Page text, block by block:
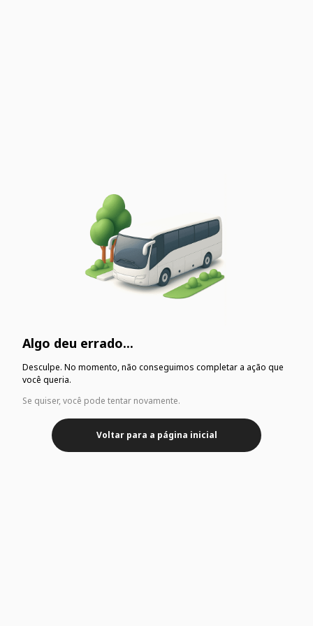
Algo deu errado...
Desculpe. No momento, não conseguimos completar a ação que
você queria.
Se quiser, você pode tentar novamente.
Voltar para a página inicial